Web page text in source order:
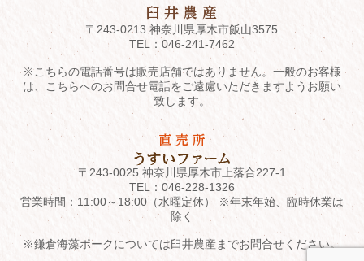
〒243-0213 神奈川県厚木市飯山3575
TEL： 046-241-7462
※こちらの電話番号は販売店舗ではありません。一般のお客様
は、こちらへのお問合せ電話をご遠慮いただきますようお願い
致します。
〒243-0025 神奈川県厚木市上落合227-1
TEL： 046-228-1326
営業時間：11:00～18:00（水曜定休） ※年末年始、臨時休業は
除く
※鎌倉海藻ポークについては臼井農産までお問合せください。